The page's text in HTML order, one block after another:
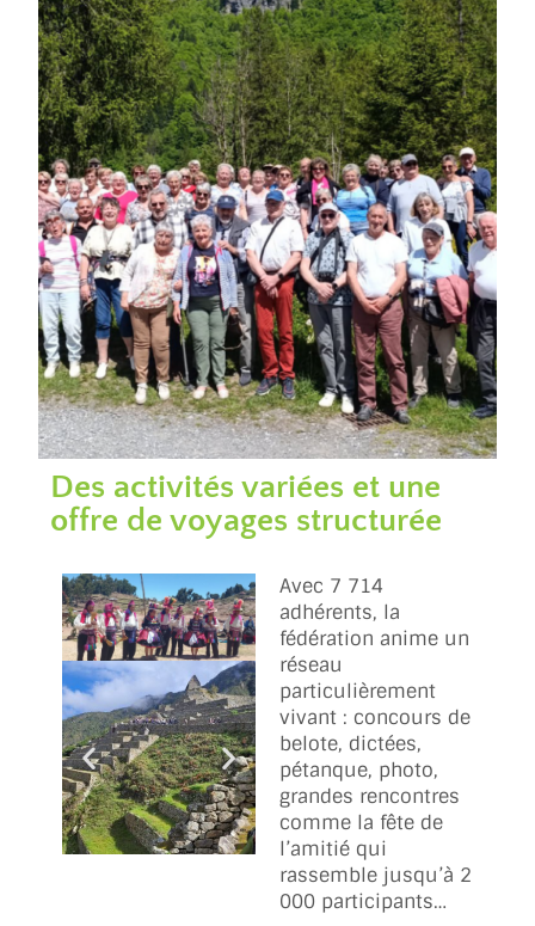
Des activités variées et une
offre de voyages structurée
Avec 7 714
adhérents, la
fédération anime un
réseau
particulièrement
vivant : concours de
belote, dictées,
pétanque, photo,
grandes rencontres
comme la fête de
l’amitié qui
rassemble jusqu’à 2
000 participants…